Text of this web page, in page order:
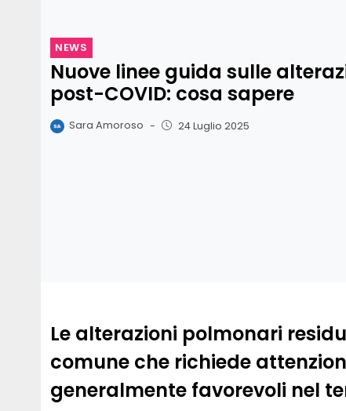
NEWS
Nuove linee guida sulle
post-COVID: cosa sapere
Sara Amoroso - 24 Luglio 2025
Le alterazioni polmonari
comune che richiede
generalmente favorevoli nel